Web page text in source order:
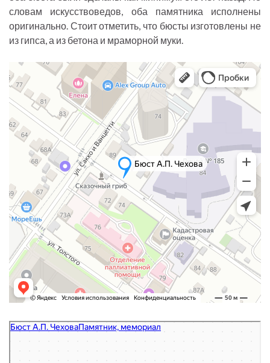
словам искусствоведов, оба памятника исполнены
оригинально. Стоит отметить, что бюсты изготовлены не
из гипса, а из бетона и мраморной муки.
Бюст А.П. Чехова